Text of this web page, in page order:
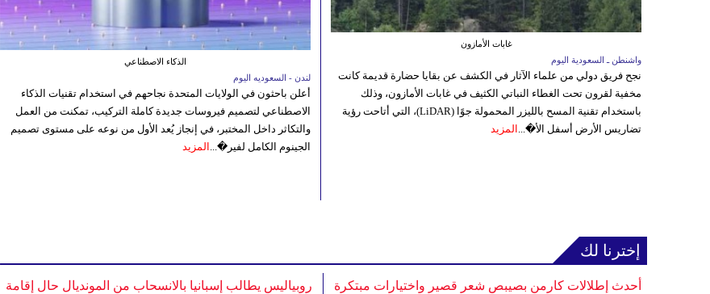
الذكاء الاصطناعي
لندن - السعوديه اليوم
أعلن باحثون في الولايات المتحدة نجاحهم في استخدام تقنيات الذكاء
الاصطناعي لتصميم فيروسات جديدة كاملة التركيب، تمكنت من العمل
والتكاثر داخل المختبر، في إنجاز يُعد الأول من نوعه على مستوى تصميم
الجينوم الكامل لفير�... المزيد
غابات الأمازون
واشنطن ـ السعودية اليوم
نجح فريق دولي من علماء الآثار في الكشف عن بقايا حضارة قديمة كانت
مخفية لقرون تحت الغطاء النباتي الكثيف في غابات الأمازون، وذلك
باستخدام تقنية المسح بالليزر المحمولة جوًا (LiDAR)، التي أتاحت رؤية
تضاريس الأرض أسفل الأ�... المزيد
إخترنا لك
روبياليس يطالب إسبانيا بالانسحاب من المونديال حال إقامة
أحدث إطلالات كارمن بصيبص شعر قصير واختيارات مبتكرة